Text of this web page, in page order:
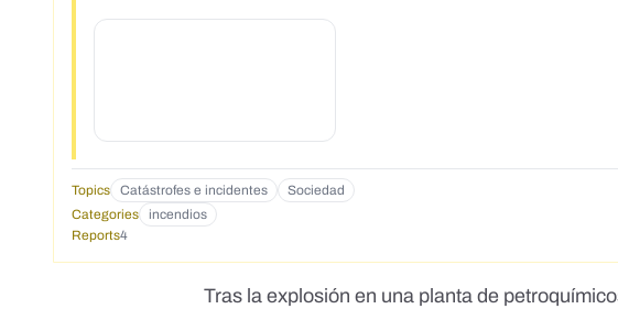
Topics Catástrofes e incidentes Sociedad
Categories
incendios
Reports4
Tras laexplosión en una planta de